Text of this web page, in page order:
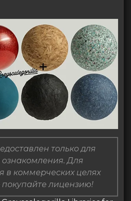
только для
ознакомления. Для
в коммерческих целях
покупайте лицензию!